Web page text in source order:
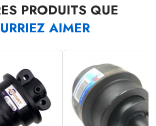
PRODUITS QUE
AIMER